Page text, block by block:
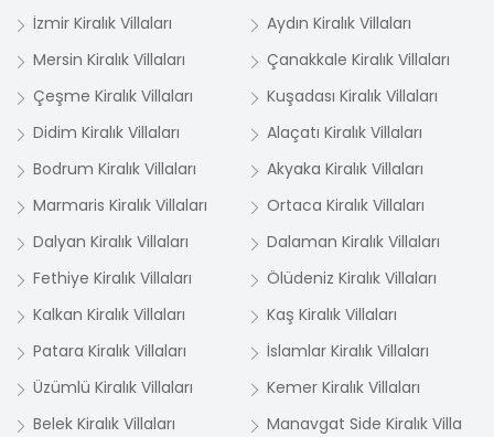
İzmir Kiralık Villaları
Aydın Kiralık Villaları
Mersin Kiralık Villaları
Çanakkale Kiralık Villaları
Çeşme Kiralık Villaları
Kuşadası Kiralık Villaları
Didim Kiralık Villaları
Alaçatı Kiralık Villaları
Bodrum Kiralık Villaları
Akyaka Kiralık Villaları
Marmaris Kiralık Villaları
Ortaca Kiralık Villaları
Dalyan Kiralık Villaları
Dalaman Kiralık Villaları
Fethiye Kiralık Villaları
Ölüdeniz Kiralık Villaları
Kalkan Kiralık Villaları
Kaş Kiralık Villaları
Patara Kiralık Villaları
İslamlar Kiralık Villaları
Üzümlü Kiralık Villaları
Kemer Kiralık Villaları
Belek Kiralık Villaları
Manavgat Side Kiralık Villa